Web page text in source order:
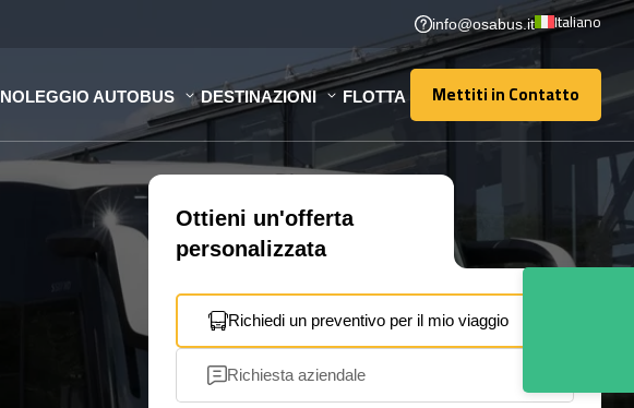
info@osabus.it Italiano
NOLEGGIO AUTOBUS DESTINAZIONI FLOTTA Mettiti in Contatto
Mettiti in Contatto
Ottieni un'offerta
personalizzata
Richiedi un preventivo per il mio viaggio
Richiesta aziendale